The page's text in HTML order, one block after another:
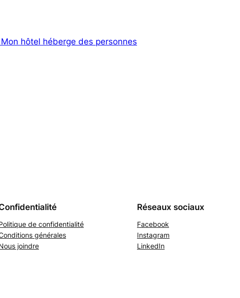
Mon hôtel héberge des personnes
de confidentialité
générales
joindre
Réseaux sociaux
Facebook
Instagram
LinkedIn